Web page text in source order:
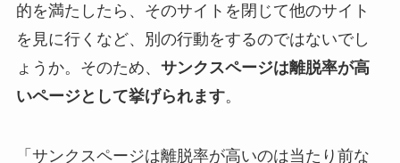
的を満たしたら、そのサイトを閉じて他のサイト
を見に行くなど、別の行動をするのではないでし
ょうか。そのため、 サンクスページは離脱率が高
いページとして挙げられます。
「サンクスページは離脱率が高いのは当たり前な